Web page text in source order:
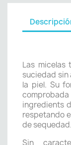
Las micelas
suciedad
la piel. Su
comprobada
ingredients
respetando
de sequedad.
Sin